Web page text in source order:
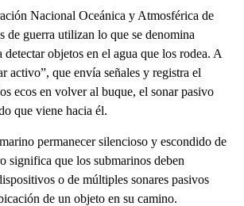
Nacional Oceánica y Atmosférica de
de guerra utilizan lo que se denomina
detectar objetos en el agua que los rodea. A
activo”, que envía señales y registra el
ecos en volver al buque, el sonar pasivo
que viene hacia él.
permanecer silencioso y escondido de
significa que los submarinos deben
o de múltiples sonares pasivos
de un objeto en su camino.